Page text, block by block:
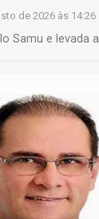
de 2026 às 14:26
Samu e levada